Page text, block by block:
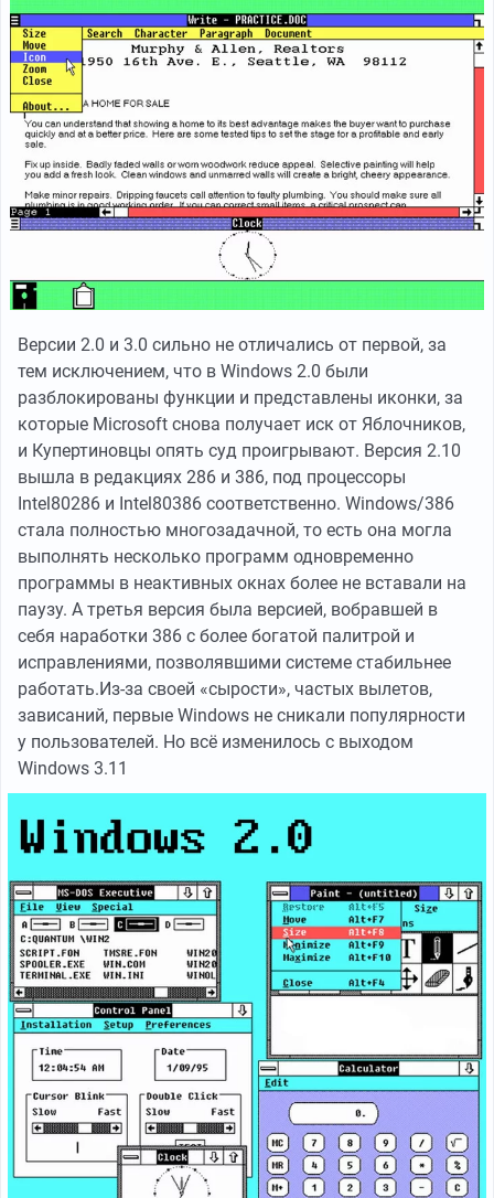
Версии 2.0 и 3.0 сильно не отличались от первой, за
тем исключением, что в Windows 2.0 были
разблокированы функции и представлены иконки, за
которые Microsoft снова получает иск от Яблочников,
и Купертиновцы опять суд проигрывают. Версия 2.10
вышла в редакциях 286 и 386, под процессоры
Intel80286 и Intel80386 соответственно. Windows/386
стала полностью многозадачной, то есть она могла
выполнять несколько программ одновременно
программы в неактивных окнах более не вставали на
паузу. А третья версия была версией, вобравшей в
себя наработки 386 с более богатой палитрой и
исправлениями, позволявшими системе стабильнее
работать.Из-за своей «сырости», частых вылетов,
зависаний, первые Windows не сникали популярности
у пользователей. Но всё изменилось с выходом
Windows 3.11